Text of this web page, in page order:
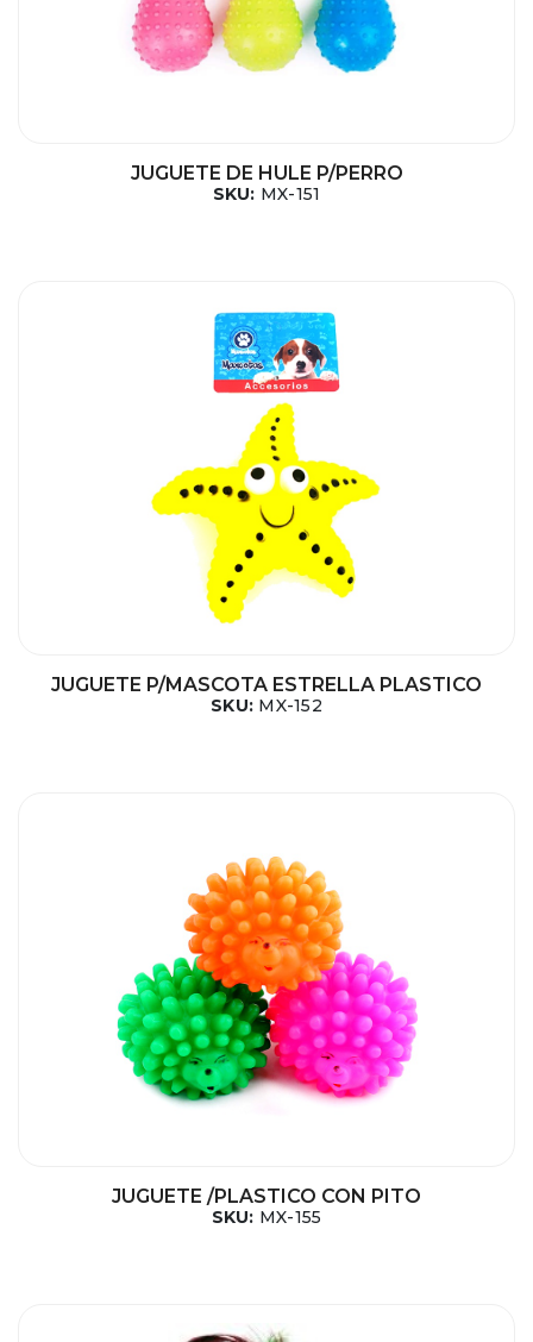
JUGUETE DE HULE P/PERRO
SKU: MX-151
JUGUETE P/MASCOTA ESTRELLA PLASTICO
SKU: MX-152
JUGUETE /PLASTICO CON PITO
SKU: MX-155